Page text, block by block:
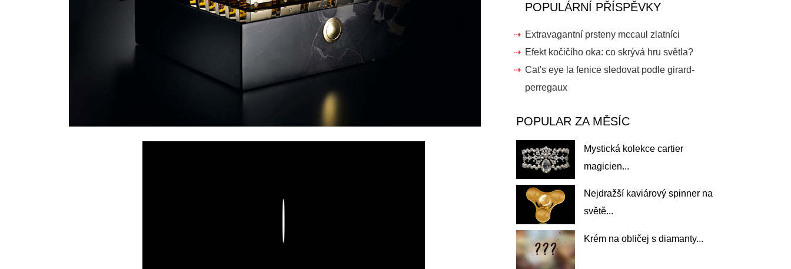
POPULÁRNÍ PŘÍSPĚVKY
Extravagantní prsteny mccaul zlatníci
Efekt kočičího oka: co skrývá hru světla?
Cat's eye la fenice sledovat podle girard-
perregaux
POPULAR ZA MĚSÍC
Mystická kolekce cartier
magicien...
Nejdražší kaviárový spinner na
světě...
Krém na obličej s diamanty...